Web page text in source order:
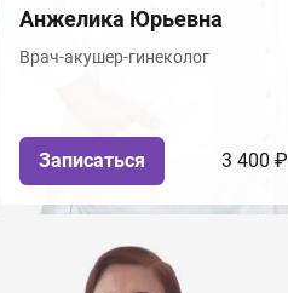
Анжелика Юрьевна
Врач-акушер-гинеколог
Записаться 3 400 ₽